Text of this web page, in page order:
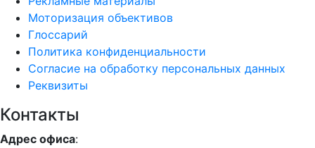
Моторизация объективов
Глоссарий
Политика конфиденциальности
Согласие на обработку персональных данных
Реквизиты
Контакты
Адрес офиса: